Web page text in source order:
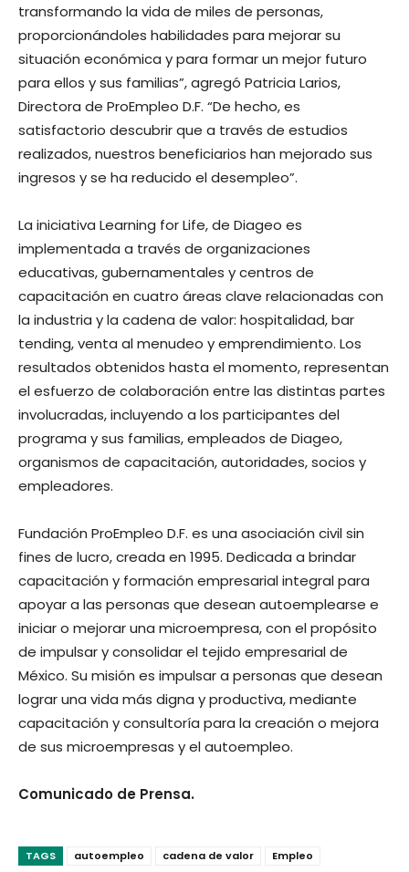
transformando la vida de miles de personas,
proporcionándoles habilidades para mejorar su
situación económica y para formar un mejor futuro
para ellos y sus familias”, agregó Patricia Larios,
Directora de ProEmpleo D.F. “De hecho, es
satisfactorio descubrir que a través de estudios
realizados, nuestros beneficiarios han mejorado sus
ingresos y se ha reducido el desempleo”.
La iniciativa Learning for Life, de Diageo es
implementada a través de organizaciones
educativas, gubernamentales y centros de
capacitación en cuatro áreas clave relacionadas con
la industria y la cadena de valor: hospitalidad, bar
tending, venta al menudeo y emprendimiento. Los
resultados obtenidos hasta el momento, representan
el esfuerzo de colaboración entre las distintas partes
involucradas, incluyendo a los participantes del
programa y sus familias, empleados de Diageo,
organismos de capacitación, autoridades, socios y
empleadores.
Fundación ProEmpleo D.F. es una asociación civil sin
fines de lucro, creada en 1995. Dedicada a brindar
capacitación y formación empresarial integral para
apoyar a las personas que desean autoemplearse e
iniciar o mejorar una microempresa, con el propósito
de impulsar y consolidar el tejido empresarial de
México. Su misión es impulsar a personas que desean
lograr una vida más digna y productiva, mediante
capacitación y consultoría para la creación o mejora
de sus microempresas y el autoempleo.
Comunicado de Prensa.
TAGS autoempleo cadena de valor Empleo